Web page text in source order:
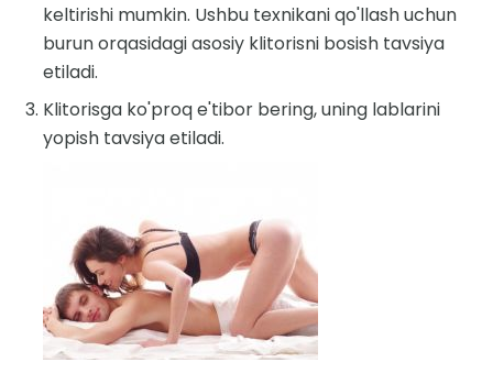
keltirishi mumkin. Ushbu texnikani qo'llash uchun
burun orqasidagi asosiy klitorisni bosish tavsiya
etiladi.
Klitorisga ko'proq e'tibor bering, uning lablarini
yopish tavsiya etiladi.